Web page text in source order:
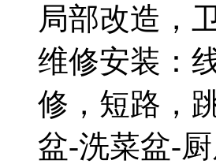
局部改造，
维修安装：
修，短路，
盆-洗菜盆-